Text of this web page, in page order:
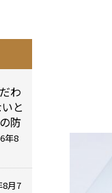
わ
と
防
年8
8月7